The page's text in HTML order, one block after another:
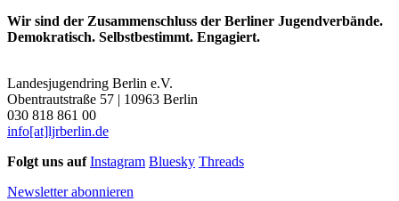
Wir sind der Zusammenschluss der Berliner Jugendverbände.
Demokratisch. Selbstbestimmt. Engagiert.
Landesjugendring Berlin e.V.
Obentrautstraße 57 | 10963 Berlin
030 818 861 00
info[at]ljrberlin.de
Folgt uns auf Instagram Bluesky Threads
Newsletter abonnieren